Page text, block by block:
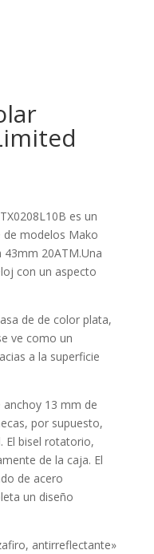
es un
modelos Mako
20ATM.Una
con un aspecto
de de color plata,
ve como un
a la superficie
13 mm de
por supuesto,
El bisel rotatorio,
de la caja. El
de acero
un diseño
antirreflectante»